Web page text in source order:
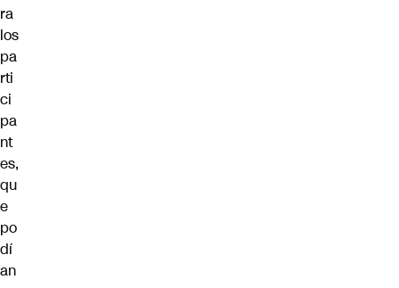
ra
los
pa
rti
ci
pa
nt
es,
qu
e
po
dí
an